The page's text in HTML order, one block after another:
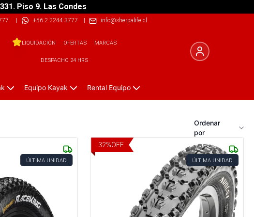
Piso 9. Las Condes
| +56 2 2244 3777 | info@sherpalife.cl
LIQUIDACIÓN OFERTAS MARCAS
DESPACHO 24 HRS
Equipo Kayak Rental Equipo
Ordenar
por
ÚLTIMA UNIDAD
32%OFF
ÚLTIMA UNIDAD